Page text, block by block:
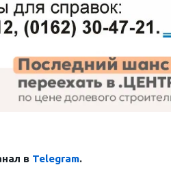
в Telegram.